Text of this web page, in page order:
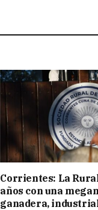
Corrientes: La
años con una
ganadera,